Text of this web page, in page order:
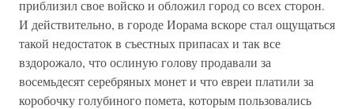
приблизил свое войско и обложил город со всех сторон.
И действительно, в городе Иорама вскоре стал ощущаться
такой недостаток в съестных припасах и так все
вздорожало, что ослиную голову продавали за
восемьдесят серебряных монет и что евреи платили за
коробочку голубиного помета, которым пользовались